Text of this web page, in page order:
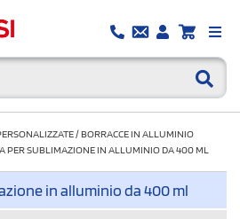
/BORRACCE IN ALLUMINIO
PER SUBLIMAZIONE IN ALLUMINIO DA 400 ML
in alluminio da 400 ml